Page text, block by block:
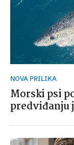
NOVA PRILIKA
Morski psi
predviđanju